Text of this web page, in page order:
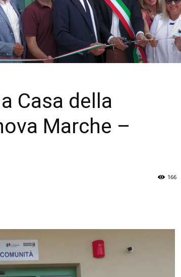
Casa della
Marche –
166